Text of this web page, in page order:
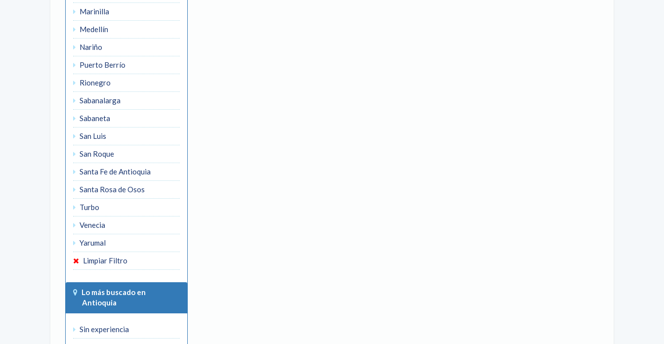
Marinilla
Medellín
Nariño
Puerto Berrío
Rionegro
Sabanalarga
Sabaneta
San Luis
San Roque
Santa Fe de Antioquia
Santa Rosa de Osos
Turbo
Venecia
Yarumal
Limpiar Filtro
Lo más buscado en
Antioquia
Sin experiencia